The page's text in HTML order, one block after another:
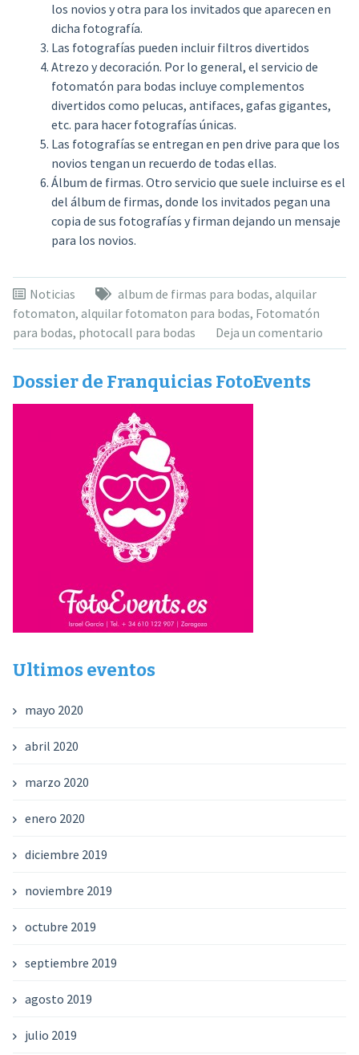
los novios y otra para los invitados que aparecen en
dicha fotografía.
Las fotografías pueden incluir filtros divertidos
Atrezo y decoración. Por lo general, el servicio de
fotomatón para bodas incluye complementos
divertidos como pelucas, antifaces, gafas gigantes,
etc. para hacer fotografías únicas.
Las fotografías se entregan en pen drive para que los
novios tengan un recuerdo de todas ellas.
Álbum de firmas. Otro servicio que suele incluirse es el
del álbum de firmas, donde los invitados pegan una
copia de sus fotografías y firman dejando un mensaje
para los novios.
Noticias album de firmas para bodas, alquilar
fotomaton, alquilar fotomaton para bodas, Fotomatón
para bodas, photocall para bodas Deja un comentario
Dossier de Franquicias FotoEvents
Ultimos eventos
mayo 2020
abril 2020
marzo 2020
enero 2020
diciembre 2019
noviembre 2019
octubre 2019
septiembre 2019
agosto 2019
julio 2019